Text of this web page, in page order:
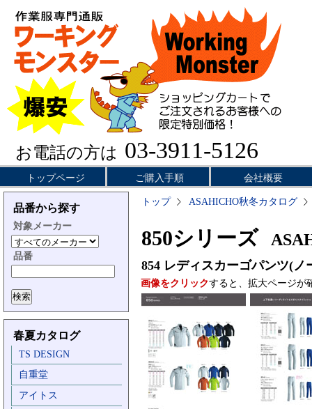
お電話の方は 03-3911-5126
トップページ ご購入手順 会社概要
品番から探す
対象メーカー
品番
春夏カタログ
TS DESIGN
自重堂
アイトス
トップ ASAHICHO秋冬カタログ
850シリーズ
854 レディスカーゴパンツ(ノ
画像をクリックすると、拡大ページが